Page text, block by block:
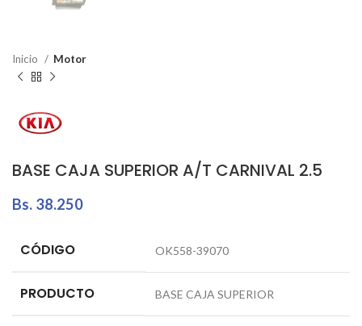
Inicio Motor
BASE CAJA SUPERIOR A/T CARNIVAL 2.5
Bs. 38.250
CÓDIGO OK558-39070
PRODUCTO BASE CAJA SUPERIOR